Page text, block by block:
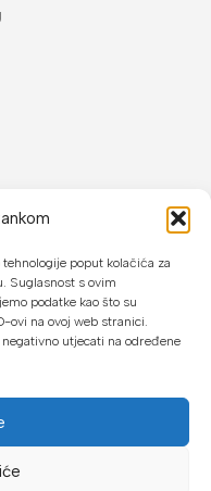
poput kolačića za
Suglasnost s ovim
podatke kao što su
ovi na ovoj web stranici.
utjecati na određene
do 24 rate
bankarstvom